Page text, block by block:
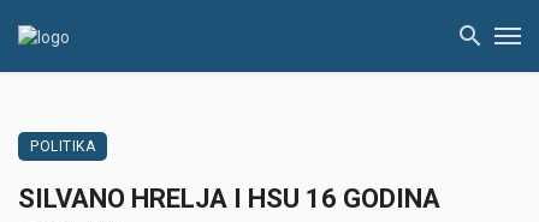
POLITIKA
SILVANO HRELJA I HSU 16 GODINA